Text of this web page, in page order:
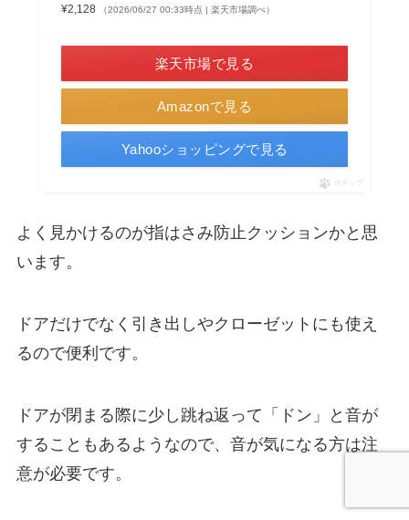
¥2,128
（2026/06/27 00:33時点 | 楽天市場調べ）
Amazonで見る
楽天市場で見る
Yahooショッピングで見る
ポチップ
よく見かけるのが指はさみ防止クッションかと思
います。
ドアだけでなく引き出しやクローゼットにも使え
るので便利です。
ドアが閉まる際に少し跳ね返って「ドン」と音が
することもあるようなので、音が気になる方は注
意が必要です。